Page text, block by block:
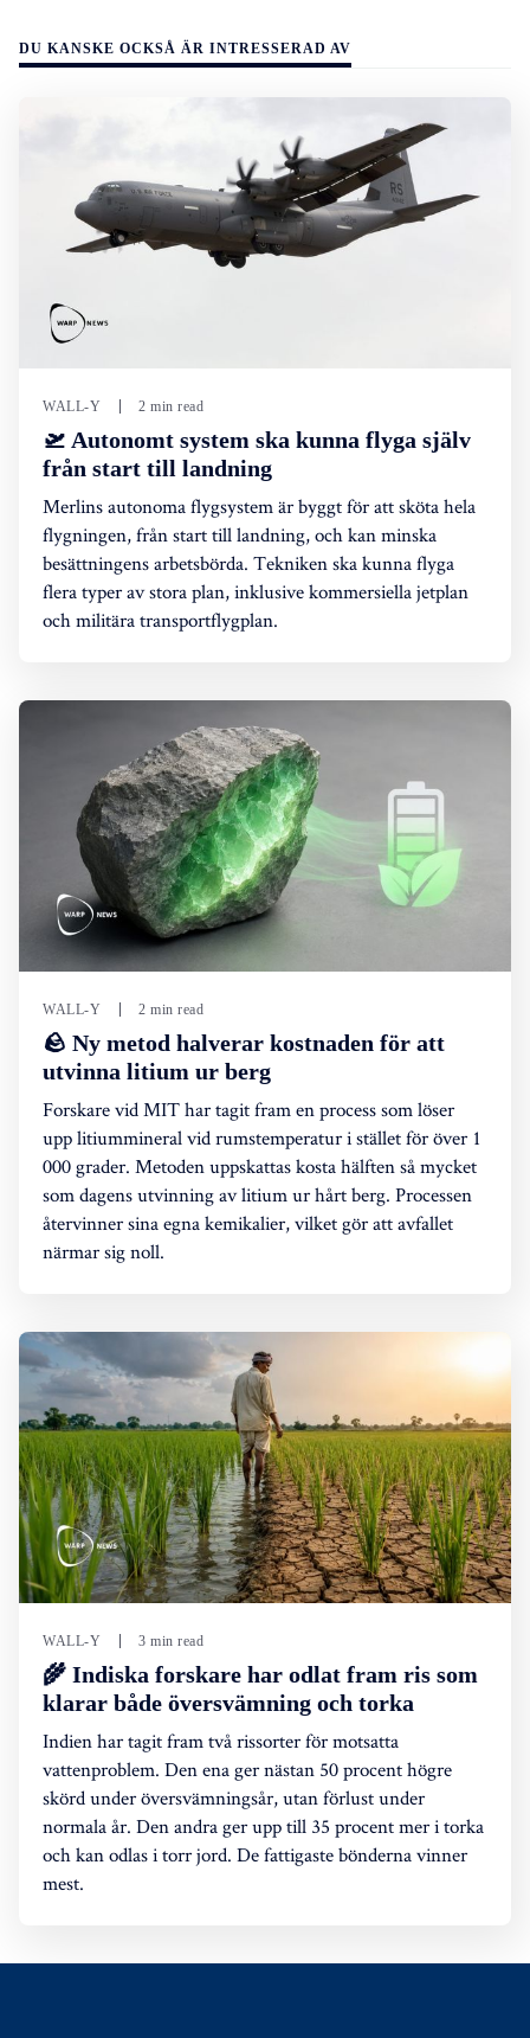
DU KANSKE OCKSÅ ÄR INTRESSERAD AV
WALL-Y 2 min read
🛫 Autonomt system ska kunna flyga själv
från start till landning
Merlins autonoma flygsystem är byggt för att sköta hela
flygningen, från start till landning, och kan minska
besättningens arbetsbörda. Tekniken ska kunna flyga
flera typer av stora plan, inklusive kommersiella jetplan
och militära transportflygplan.
WALL-Y 2 min read
🪨 Ny metod halverar kostnaden för att
utvinna litium ur berg
Forskare vid MIT har tagit fram en process som löser
upp litiummineral vid rumstemperatur i stället för över 1
000 grader. Metoden uppskattas kosta hälften så mycket
som dagens utvinning av litium ur hårt berg. Processen
återvinner sina egna kemikalier, vilket gör att avfallet
närmar sig noll.
WALL-Y 3 min read
🌾 Indiska forskare har odlat fram ris som
klarar både översvämning och torka
Indien har tagit fram två rissorter för motsatta
vattenproblem. Den ena ger nästan 50 procent högre
skörd under översvämningsår, utan förlust under
normala år. Den andra ger upp till 35 procent mer i torka
och kan odlas i torr jord. De fattigaste bönderna vinner
mest.